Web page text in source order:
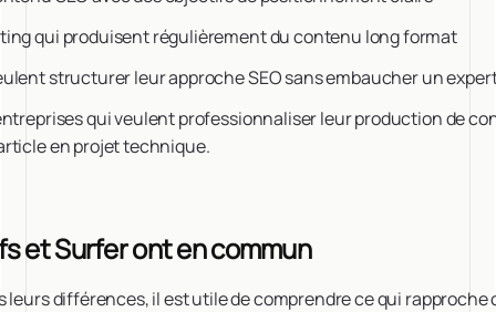
qui produisent régulièrement du contenu long format
structurer leur approche SEO sans embaucher un
qui veulent professionnaliser leur production de
en projet technique.
et Surfer ont en commun
leurs différences, il est utile de comprendre ce qui rapproche